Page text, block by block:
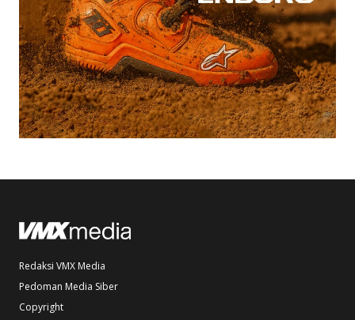
Redaksi VMX Media
Pedoman Media Siber
Copyright